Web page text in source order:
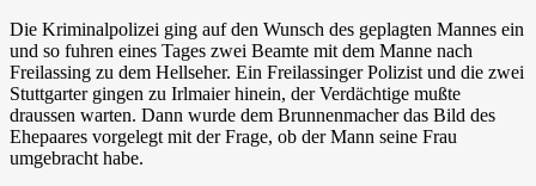
Die Kriminalpolizei ging auf den Wunsch des geplagten Mannes ein
und so fuhren eines Tages zwei Beamte mit dem Manne nach
Freilassing zu dem Hellseher. Ein Freilassinger Polizist und die zwei
Stuttgarter gingen zu Irlmaier hinein, der Verdächtige mußte
draussen warten. Dann wurde dem Brunnenmacher das Bild des
Ehepaares vorgelegt mit der Frage, ob der Mann seine Frau
umgebracht habe.